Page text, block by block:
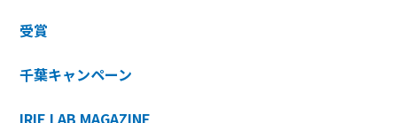
受賞
千葉キャンペーン
IRIE LAB MAGAZINE